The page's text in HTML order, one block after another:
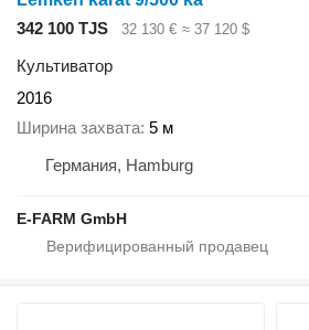
342 100 TJS
32 130 € ≈ 37 120 $
Культиватор
2016
Ширина захвата 5 м
Германия, Hamburg
E-FARM GmbH